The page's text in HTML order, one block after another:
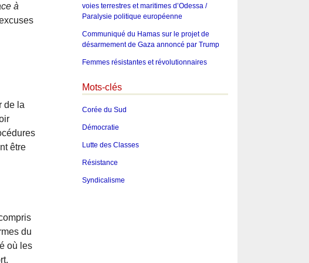
à
de la
être
du
où les
voies terrestres et maritimes d’Odessa /
Paralysie politique européenne
Communiqué du Hamas sur le projet de
désarmement de Gaza annoncé par Trump
Femmes résistantes et révolutionnaires
Mots-clés
Corée du Sud
Démocratie
Lutte des Classes
Résistance
Syndicalisme